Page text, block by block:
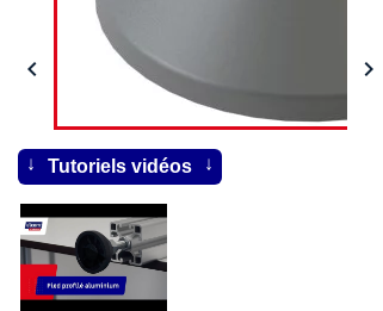
 
Tutoriels vidéos